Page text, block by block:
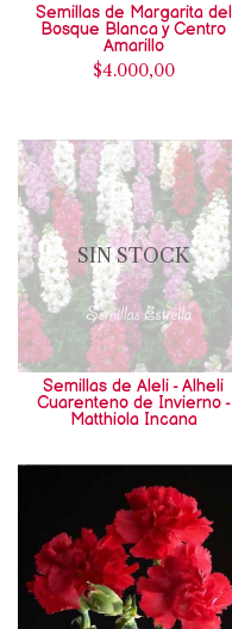
Semillas de Margarita del
Bosque Blanca y Centro
Amarillo
$4.000,00
SIN STOCK
Semillas de Aleli - Alheli
Cuarenteno de Invierno -
Matthiola Incana